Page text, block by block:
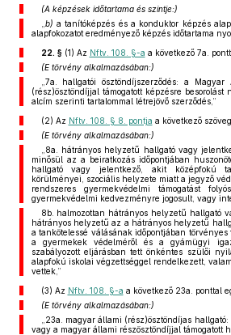
(A képzések időtartama és szintje:)
b) a tanítóképzés és a konduktor képzés
alapfokozatot eredményező képzés időtartama
22. §(1) Az Nftv. 108. §-a a következő 7a.
(E törvény alkalmazásában:)
„7a. hallgatói ösztöndíjszerződés: a
(rész)ösztöndíjjal támogatott képzésre besorolást
alcím szerinti tartalommal létrejövő szerződés,”
(2) Az Nftv. 108. § 8. pontja a következő
(E törvény alkalmazásában:)
„8a. hátrányos helyzetű hallgató vagy
minősül az a beiratkozás időpontjában
hallgató vagy jelentkező, akit középfokú
körülményei, szociális helyzete miatt a jegyző
rendszeres gyermekvédelmi támogatást
gyermekvédelmi kedvezményre jogosult, vagy
8b. halmozottan hátrányos helyzetű hallgató
hátrányos helyzetű az a hátrányos helyzetű
a tankötelessé válásának időpontjában
a gyermekek védelméről és a gyámügyi
szabályozott eljárásban tett önkéntes szülői
alapfokú iskolai végzettséggel rendelkezett,
vettek,”
(3) Az Nftv. 108. §-a a következő 23a. ponttal
(E törvény alkalmazásában:)
„23a. magyar állami (rész)ösztöndíjas
vagy a magyar állami részösztöndíjjal támogatott